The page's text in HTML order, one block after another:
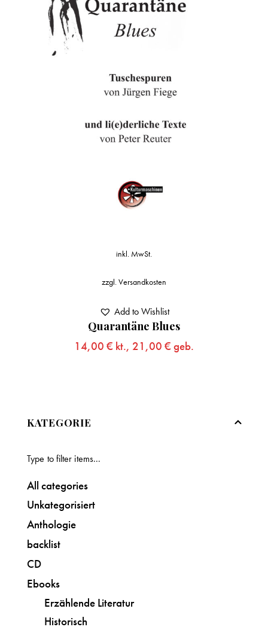
Quarantäne Blues
14,00 € kt., 21,00 € geb.
inkl. MwSt.
zzgl.Versandkosten
Add to Wishlist
KATEGORIE
All categories
Unkategorisiert
Anthologie
backlist
CD
Ebooks
Erzählende Literatur
Historisch